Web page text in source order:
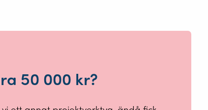
50 000 kr?